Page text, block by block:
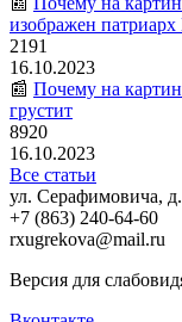
изображен
2191
16.10.2023
📰 Почему на
грустит
8920
16.10.2023
Все статьи
ул. Серафимовича,
+7 (863) 240-64-60
rxugrekova@mail.ru
Версия для